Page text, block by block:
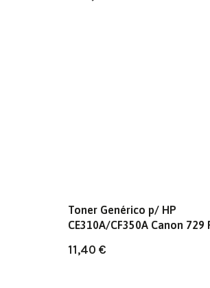
Toner Genérico p/ HP
CE310A/CF350A Canon 729
11,40 €